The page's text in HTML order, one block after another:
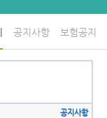
공지사항
공지사항 보험공지